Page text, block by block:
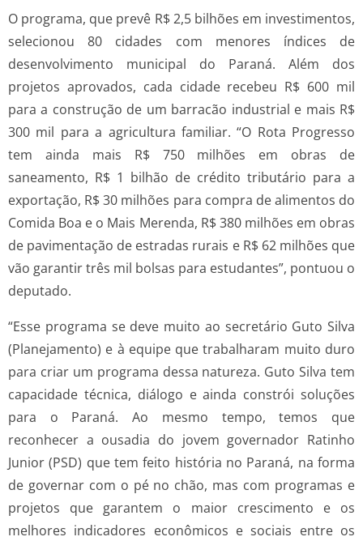
O programa, que prevê R$ 2,5 bilhões em investimentos,
selecionou 80 cidades com menores índices de
desenvolvimento municipal do Paraná. Além dos
projetos aprovados, cada cidade recebeu R$ 600 mil
para a construção de um barracão industrial e mais R$
300 mil para a agricultura familiar. “O Rota Progresso
tem ainda mais R$ 750 milhões em obras de
saneamento, R$ 1 bilhão de crédito tributário para a
exportação, R$ 30 milhões para compra de alimentos do
Comida Boa e o Mais Merenda, R$ 380 milhões em obras
de pavimentação de estradas rurais e R$ 62 milhões que
vão garantir três mil bolsas para estudantes”, pontuou o
deputado.
“Esse programa se deve muito ao secretário Guto Silva
(Planejamento) e à equipe que trabalharam muito duro
para criar um programa dessa natureza. Guto Silva tem
capacidade técnica, diálogo e ainda constrói soluções
para o Paraná. Ao mesmo tempo, temos que
reconhecer a ousadia do jovem governador Ratinho
Junior (PSD) que tem feito história no Paraná, na forma
de governar com o pé no chão, mas com programas e
projetos que garantem o maior crescimento e os
melhores indicadores econômicos e sociais entre os